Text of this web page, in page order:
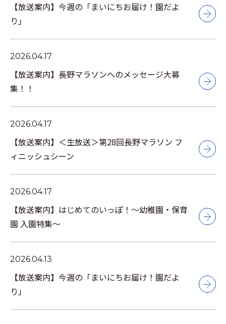
【放送案内】今週の「まいにちお届け！園だよ
り」
2026.04.17
【放送案内】長野マラソンへのメッセージ大募
集！！
2026.04.17
【放送案内】＜生放送＞第28回長野マラソン フ
ィニッシュシーン
2026.04.17
【放送案内】はじめてのいっぽ！～幼稚園・保育
園 入園特集～
2026.04.13
【放送案内】今週の「まいにちお届け！園だよ
り」